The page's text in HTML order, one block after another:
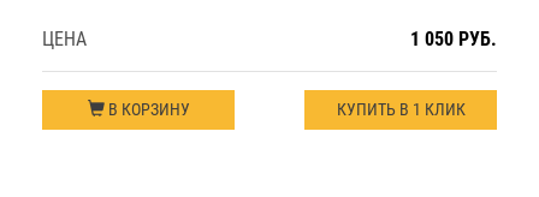
ЦЕНА 1 050 РУБ.
В КОРЗИНУ КУПИТЬ В 1 КЛИК